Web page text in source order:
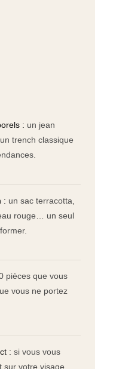
: un jean
trench classique
: un sac terracotta,
rouge… un seul
pièces que vous
vous ne portez
: si vous vous
votre visage.